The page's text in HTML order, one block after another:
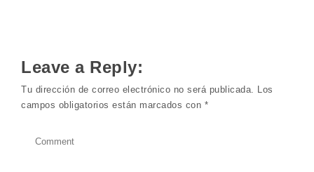
Leave a Reply:
Tu dirección de correo electrónico no será publicada. Los
campos obligatorios están marcados con *